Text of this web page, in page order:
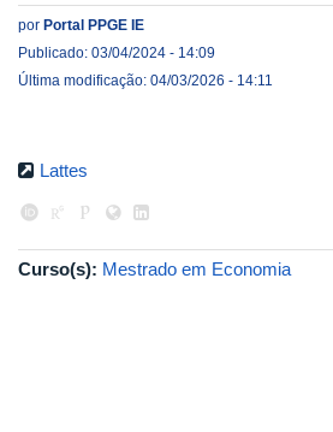
por Portal PPGE IE
Publicado: 03/04/2024 - 14:09
Última modificação: 04/03/2026 - 14:11
Lattes
Curso(s): Mestrado em Economia